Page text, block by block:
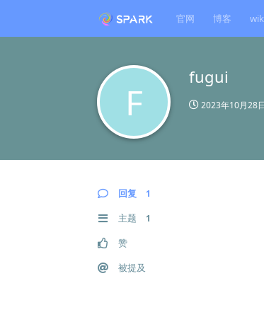
官网 博客
F
fugui
2023年10月28日
回复 1
主题 1
赞
被提及